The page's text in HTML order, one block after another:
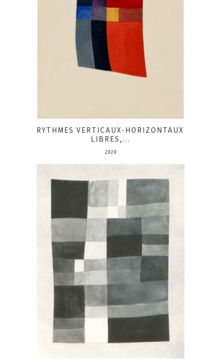
RYTHMES VERTICAUX-HORIZONTAUX
LIBRES,...
1919